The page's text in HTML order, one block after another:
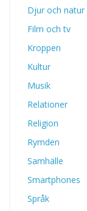
Djur och natur
Film och tv
Kroppen
Kultur
Musik
Relationer
Religion
Rymden
Samhälle
Smartphones
Språk